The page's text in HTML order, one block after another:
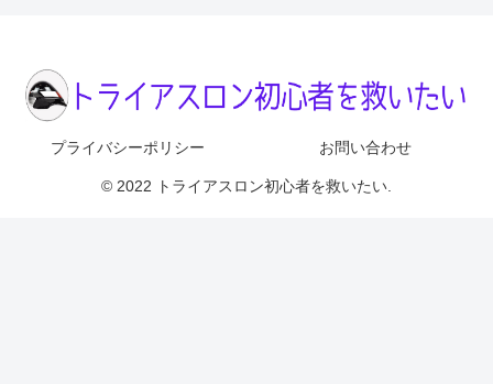
プライバシーポリシー お問い合わせ
© 2022 トライアスロン初心者を救いたい.